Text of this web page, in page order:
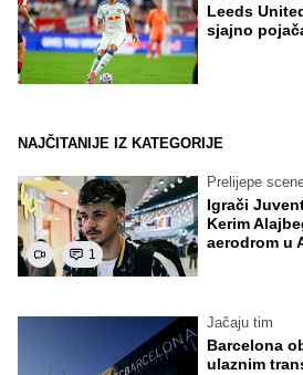
Leeds
sjajno
NAJČITANIJE IZ KATEGORIJE
1
Prelijepe
Igrači
Kerim
aerodrom u
Jačaju tim
Barcelona
ulaznim